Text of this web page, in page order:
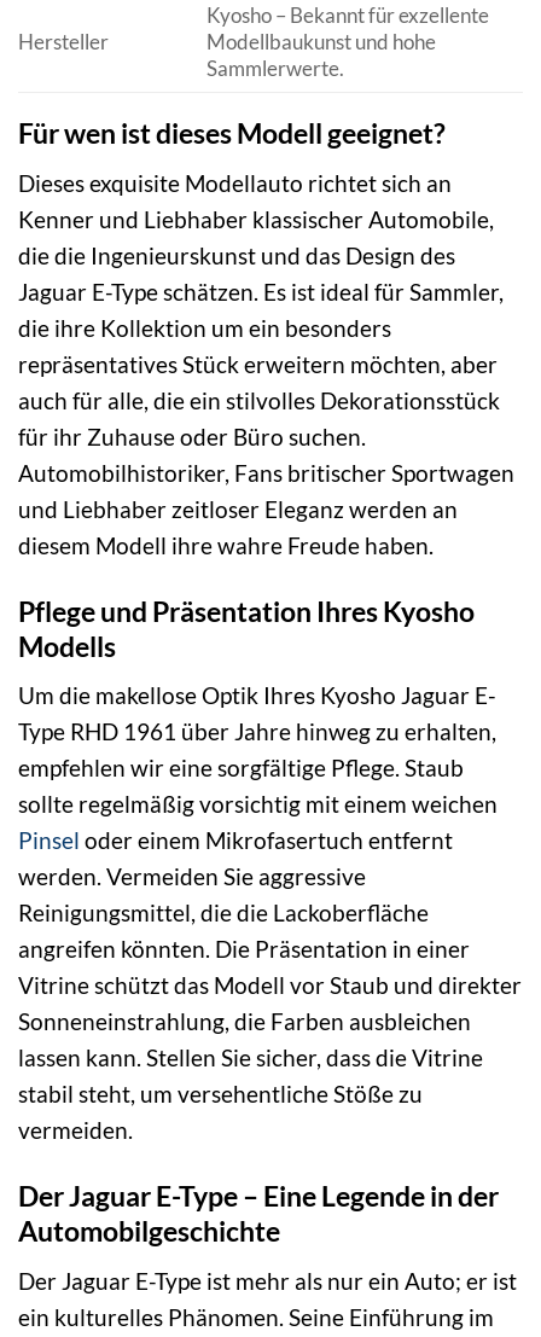
Hersteller
Kyosho – Bekannt für exzellente
Modellbaukunst und hohe
Sammlerwerte.
Für wen ist dieses Modell geeignet?
Dieses exquisite Modellauto richtet sich an
Kenner und Liebhaber klassischer Automobile,
die die Ingenieurskunst und das Design des
Jaguar E-Type schätzen. Es ist ideal für Sammler,
die ihre Kollektion um ein besonders
repräsentatives Stück erweitern möchten, aber
auch für alle, die ein stilvolles Dekorationsstück
für ihr Zuhause oder Büro suchen.
Automobilhistoriker, Fans britischer Sportwagen
und Liebhaber zeitloser Eleganz werden an
diesem Modell ihre wahre Freude haben.
Pflege und Präsentation Ihres Kyosho
Modells
Um die makellose Optik Ihres Kyosho Jaguar E-
Type RHD 1961 über Jahre hinweg zu erhalten,
empfehlen wir eine sorgfältige Pflege. Staub
sollte regelmäßig vorsichtig mit einem weichen
Pinsel oder einem Mikrofasertuch entfernt
werden. Vermeiden Sie aggressive
Reinigungsmittel, die die Lackoberfläche
angreifen könnten. Die Präsentation in einer
Vitrine schützt das Modell vor Staub und direkter
Sonneneinstrahlung, die Farben ausbleichen
lassen kann. Stellen Sie sicher, dass die Vitrine
stabil steht, um versehentliche Stöße zu
vermeiden.
Der Jaguar E-Type – Eine Legende in der
Automobilgeschichte
Der Jaguar E-Type ist mehr als nur ein Auto; er ist
ein kulturelles Phänomen. Seine Einführung im